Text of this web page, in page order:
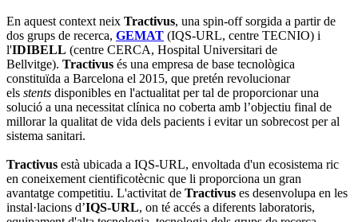
En aquest context neix Tractivus, una spin-off sorgida a partir de
dos grups de recerca, GEMAT (IQS-URL, centre TECNIO) i
l'IDIBELL (centre CERCA, Hospital Universitari de
Bellvitge). Tractivus és una empresa de base tecnològica
constituïda a Barcelona el 2015, que pretén revolucionar
els stents disponibles en l'actualitat per tal de proporcionar una
solució a una necessitat clínica no coberta amb l’objectiu final de
millorar la qualitat de vida dels pacients i evitar un sobrecost per al
sistema sanitari.
Tractivus està ubicada a IQS-URL, envoltada d'un ecosistema ric
en coneixement cientificotècnic que li proporciona un gran
avantatge competitiu. L'activitat de Tractivus es desenvolupa en les
instal·lacions d’IQS-URL, on té accés a diferents laboratoris,